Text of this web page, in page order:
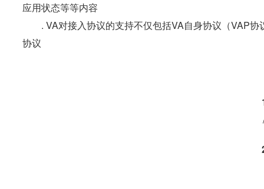
应用状态等等内容
. VA对接入协议的支持不仅包括VA自身协议（VAP协
协议